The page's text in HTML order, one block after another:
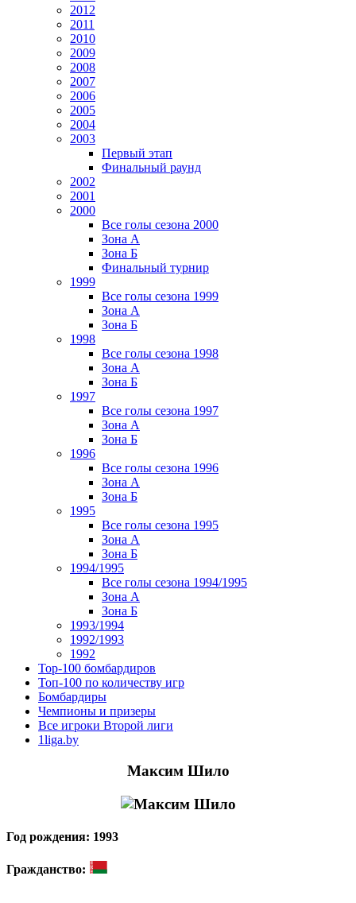
2012
2011
2010
2009
2008
2007
2006
2005
2004
2003
Первый этап
Финальный раунд
2002
2001
2000
Все голы сезона 2000
Зона А
Зона Б
Финальный турнир
1999
Все голы сезона 1999
Зона А
Зона Б
1998
Все голы сезона 1998
Зона А
Зона Б
1997
Все голы сезона 1997
Зона А
Зона Б
1996
Все голы сезона 1996
Зона А
Зона Б
1995
Все голы сезона 1995
Зона А
Зона Б
1994/1995
Все голы сезона 1994/1995
Зона А
Зона Б
1993/1994
1992/1993
1992
Top-100 бомбардиров
Топ-100 по количеству игр
Бомбардиры
Чемпионы и призеры
Все игроки Второй лиги
1liga.by
Максим Шило
Год рождения: 1993
Гражданство: